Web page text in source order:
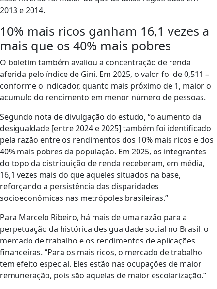
2013 e 2014.
10% mais ricos ganham 16,1 vezes a
mais que os 40% mais pobres
O boletim também avaliou a concentração de renda
aferida pelo índice de Gini. Em 2025, o valor foi de 0,511 –
conforme o indicador, quanto mais próximo de 1, maior o
acumulo do rendimento em menor número de pessoas.
Segundo nota de divulgação do estudo, “o aumento da
desigualdade [entre 2024 e 2025] também foi identificado
pela razão entre os rendimentos dos 10% mais ricos e dos
40% mais pobres da população. Em 2025, os integrantes
do topo da distribuição de renda receberam, em média,
16,1 vezes mais do que aqueles situados na base,
reforçando a persistência das disparidades
socioeconômicas nas metrópoles brasileiras.”
Para Marcelo Ribeiro, há mais de uma razão para a
perpetuação da histórica desigualdade social no Brasil: o
mercado de trabalho e os rendimentos de aplicações
financeiras. “Para os mais ricos, o mercado de trabalho
tem efeito especial. Eles estão nas ocupações de maior
remuneração, pois são aquelas de maior escolarização.”